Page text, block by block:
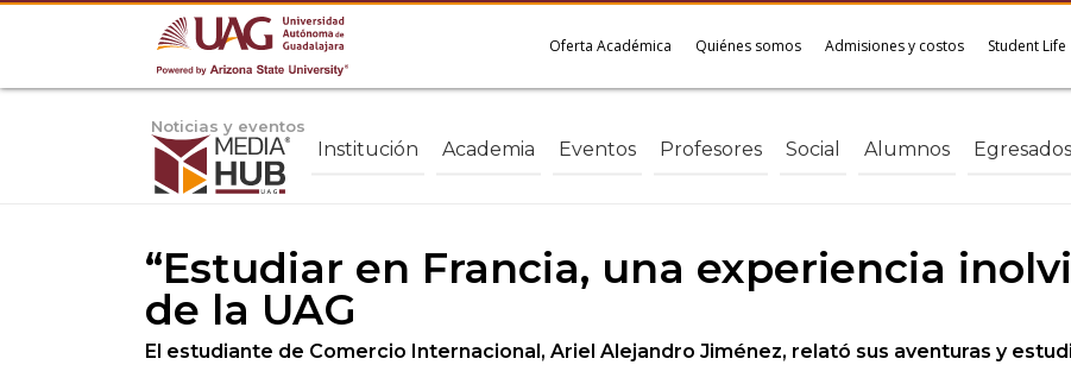
Oferta Académica Quiénes somos Admisiones y costos Student Life
Noticias y eventos
Institución Academia Eventos Profesores Social Alumnos Egresados
“Estudiar en Francia, una experiencia
de la UAG
El estudiante de Comercio Internacional, Ariel Alejandro Jiménez, relató sus aventuras y